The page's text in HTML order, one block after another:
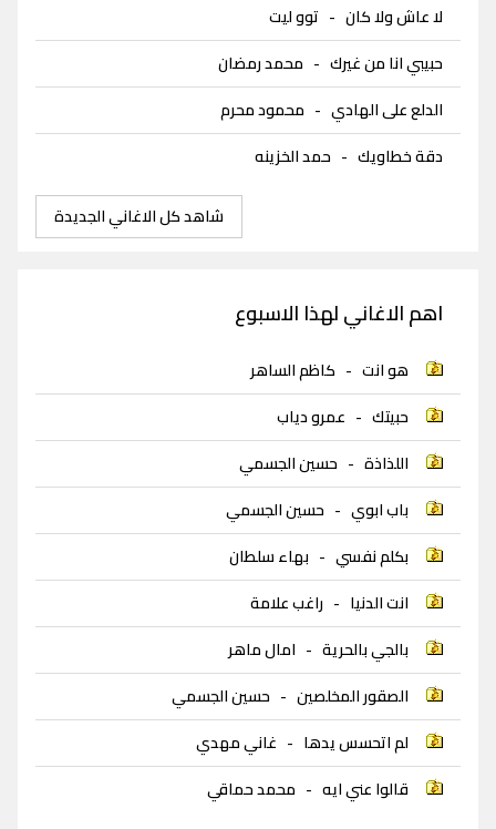
لا عاش ولا كان - توو ليت
حبيبي انا من غيرك - محمد رمضان
الدلع على الهادي - محمود محرم
دقة خطاويك - حمد الخزينه
شاهد كل الاغاني الجديدة
اهم الاغاني لهذا الاسبوع
هو انت - كاظم الساهر
حبيتك - عمرو دياب
اللذاذة - حسين الجسمي
باب ابوي - حسين الجسمي
بكلم نفسي - بهاء سلطان
انت الدنيا - راغب علامة
بالجي بالحرية - امال ماهر
الصقور المخلصين - حسين الجسمي
لم اتحسس يدها - غاني مهدي
قالوا عني ايه - محمد حماقي